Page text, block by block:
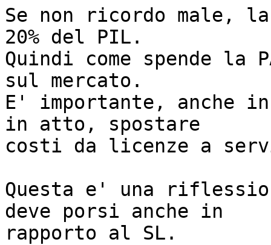
Se non ricordo male,
20% del PIL.
Quindi come spende la
sul mercato.
E' importante, anche
in atto, spostare
costi da licenze a
Questa e' una
deve porsi anche in
rapporto al SL.